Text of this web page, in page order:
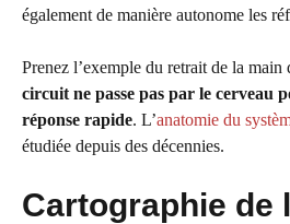
également de manière autonome les
Prenez l’exemple du retrait de la main
circuit ne passe pas par le cerveau
réponse rapide. L’anatomie du
étudiée depuis des décennies.
Cartographie de